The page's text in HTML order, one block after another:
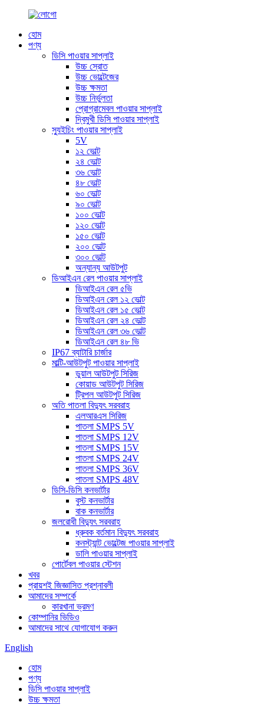
হোম
পণ্য
ডিসি পাওয়ার সাপ্লাই
উচ্চ স্রোত
উচ্চ ভোল্টেজের
উচ্চ ক্ষমতা
উচ্চ নির্ভুলতা
প্রোগ্রামেবল পাওয়ার সাপ্লাই
দ্বিমুখী ডিসি পাওয়ার সাপ্লাই
স্যুইচিং পাওয়ার সাপ্লাই
5V
১২ ভোল্ট
২৪ ভোল্ট
৩৬ ভোল্ট
৪৮ ভোল্ট
৬০ ভোল্ট
৯০ ভোল্ট
১০০ ভোল্ট
১২০ ভোল্ট
১৫০ ভোল্ট
২০০ ভোল্ট
৩০০ ভোল্ট
অন্যান্য আউটপুট
ডিআইএন রেল পাওয়ার সাপ্লাই
ডিআইএন রেল ৫ভি
ডিআইএন রেল ১২ ভোল্ট
ডিআইএন রেল ১৫ ভোল্ট
ডিআইএন রেল ২৪ ভোল্ট
ডিআইএন রেল ৩৬ ভোল্ট
ডিআইএন রেল ৪৮ ভি
IP67 ব্যাটারি চার্জার
মাল্টি-আউটপুট পাওয়ার সাপ্লাই
ডুয়াল আউটপুট সিরিজ
কোয়াড আউটপুট সিরিজ
ট্রিপল আউটপুট সিরিজ
অতি পাতলা বিদ্যুৎ সরবরাহ
এলআরএস সিরিজ
পাতলা SMPS 5V
পাতলা SMPS 12V
পাতলা SMPS 15V
পাতলা SMPS 24V
পাতলা SMPS 36V
পাতলা SMPS 48V
ডিসি-ডিসি কনভার্টার
বুস্ট কনভার্টার
বাক কনভার্টার
জলরোধী বিদ্যুৎ সরবরাহ
ধ্রুবক বর্তমান বিদ্যুৎ সরবরাহ
কনস্ট্যান্ট ভোল্টেজ পাওয়ার সাপ্লাই
ডালি পাওয়ার সাপ্লাই
পোর্টেবল পাওয়ার স্টেশন
খবর
প্রায়শই জিজ্ঞাসিত প্রশ্নাবলী
আমাদের সম্পর্কে
কারখানা ভ্রমণ
কোম্পানির ভিডিও
আমাদের সাথে যোগাযোগ করুন
English
হোম
পণ্য
ডিসি পাওয়ার সাপ্লাই
উচ্চ ক্ষমতা